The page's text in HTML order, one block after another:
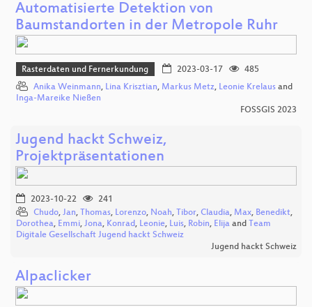
Automatisierte Detektion von
Baumstandorten in der Metropole Ruhr
Rasterdaten und Fernerkundung 2023-03-17
485
Anika Weinmann, Lina Krisztian, Markus Metz, Leonie Krelaus and
Inga-Mareike Nießen
FOSSGIS 2023
Jugend hackt Schweiz,
Projektpräsentationen
2023-10-22
241
Chudo, Jan, Thomas, Lorenzo, Noah, Tibor, Claudia, Max, Benedikt,
Dorothea, Emmi, Jona, Konrad, Leonie, Luis, Robin, Elija and Team
Digitale Gesellschaft Jugend hackt Schweiz
Jugend hackt Schweiz
Alpaclicker